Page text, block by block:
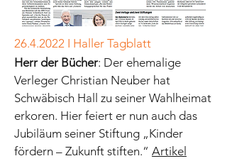
26.4.2022 I Haller Tagblatt
Herr der Bücher: Der ehemalige
Verleger Christian Neuber hat
Schwäbisch Hall zu seiner Wahlheimat
erkoren. Hier feiert er nun auch das
Jubiläum seiner Stiftung „Kinder
fördern – Zukunft stiften.“ Artikel